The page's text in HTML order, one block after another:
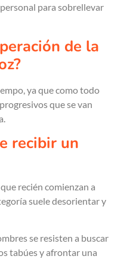
para sobrellevar
de la
ya que como todo
que se van
recibir un
recién comienzan a
suele desorientar y
se resisten a buscar
tabúes y afrontar una